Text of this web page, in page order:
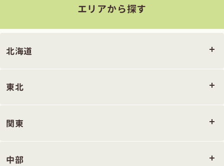
エリアから探す
北海道
東北
関東
中部